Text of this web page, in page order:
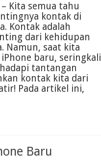
Kita semua tahu
kontak di
Kontak adalah
dari kehidupan
Namun, saat kita
baru, seringkali
tantangan
kontak kita dari
Pada artikel ini,
Baru